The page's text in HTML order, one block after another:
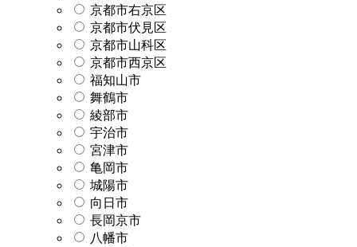
京都市右京区
京都市伏見区
京都市山科区
京都市西京区
福知山市
舞鶴市
綾部市
宇治市
宮津市
亀岡市
城陽市
向日市
長岡京市
八幡市